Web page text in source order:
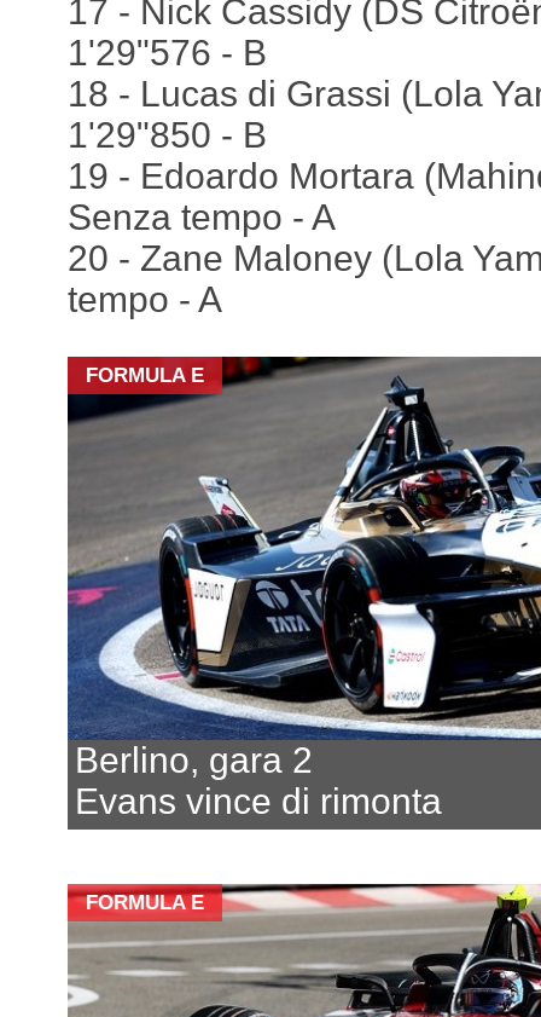
17 - Nick Cassidy (DS
1'29"576 - B
18 - Lucas di Grassi (Lola
1'29"850 - B
19 - Edoardo Mortara
Senza tempo - A
20 - Zane Maloney (Lola
tempo - A
FORMULA E
Berlino, gara 2
Evans vince di rimonta
FORMULA E